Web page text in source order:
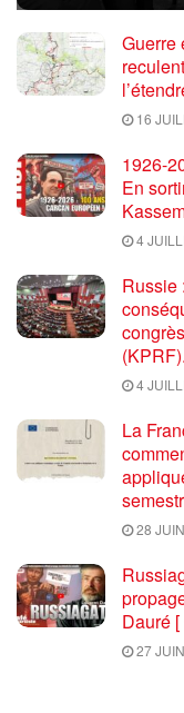
Guerre
16
1926-
En
4
Russie
(KPRF).
4
La
28
Dauré
27